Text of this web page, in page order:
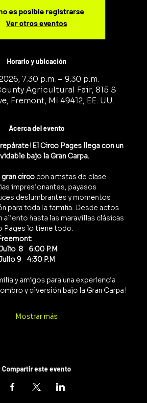
es posible registrarse
Ver otros eventos
Horario y ubicación
7:30 p.m. – 9:30 p.m.
Agricultural Fair, 815 S
Fremont, MI 49412, EE. UU.
Acerca del evento
El Circo Pages llega con un
bajo la Gran Carpa.
gran circo con artistas de clase
impresionantes, payasos
deslumbrantes y momentos
para toda la familia. Desde actos
aliento hasta las maravillas clásicas
Pages lo tiene todo.
8    6:00 P.M
9    4:30 P.M
y amigos para una experiencia
y diversión bajo la Gran Carpa!
Mostrar más
Compartir este evento